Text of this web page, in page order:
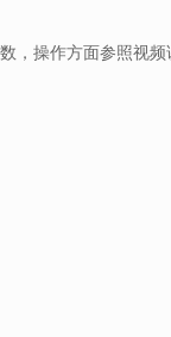
，操作方面参照视频